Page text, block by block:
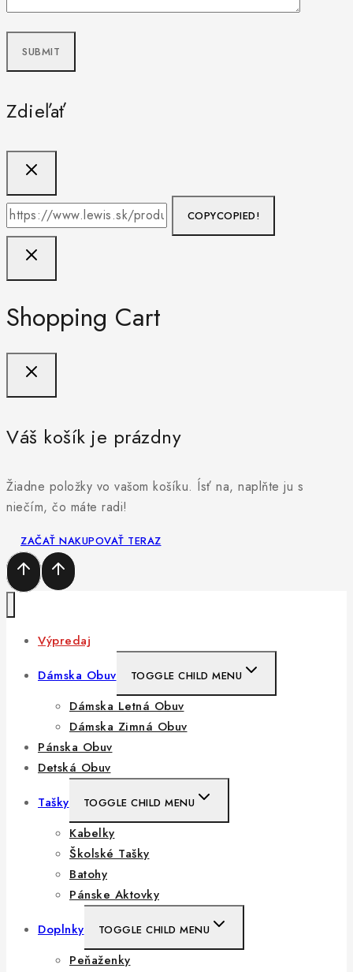
Zdieľať
COPYCOPIED!
Shopping Cart
Váš košík je prázdny
Žiadne položky vo vašom košíku. Ísť na, naplňte ju s
niečím, čo máte radi!
ZAČAŤ NAKUPOVAŤ TERAZ
Výpredaj
Dámska Obuv
TOGGLE CHILD MENU
Dámska Letná Obuv
Dámska Zimná Obuv
Pánska Obuv
Detská Obuv
Tašky
TOGGLE CHILD MENU
Kabelky
Školské Tašky
Batohy
Pánske Aktovky
Doplnky
TOGGLE CHILD MENU
Peňaženky